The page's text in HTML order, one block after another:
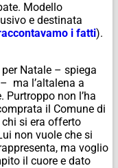
Modello
e destinata
i fatti).
Natale – spiega
ma l’altalena a
Purtroppo non l’ha
il Comune di
si era offerto
non vuole che si
ma voglio
il cuore e dato